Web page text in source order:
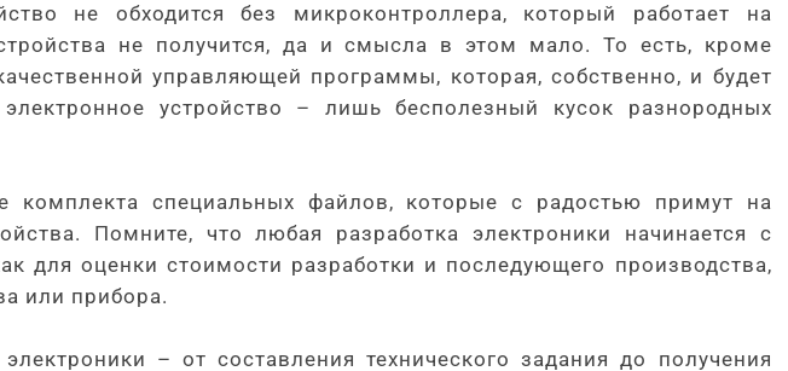
не обходится без микроконтроллера, который работает на
не получится, да и смысла в этом мало. То есть, кроме
управляющей программы, которая, собственно, и будет
устройство – лишь бесполезный кусок разнородных
комплекта специальных файлов, которые с радостью примут на
Помните, что любая разработка электроники начинается с
для оценки стоимости разработки и последующего производства,
или прибора.
– от составления технического задания до получения